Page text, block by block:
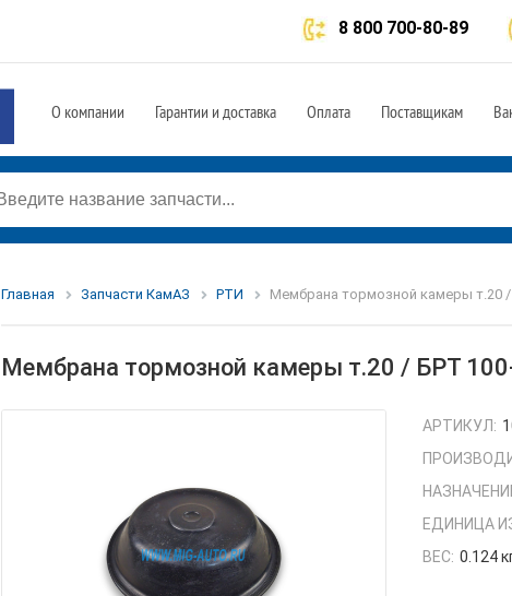
8 800 700-80-89
О компании Гарантии и доставка Оплата Поставщикам
Главная Запчасти КамАЗ РТИ Мембрана тормозной камеры т.20 /
Мембрана тормозной камеры т.20 / БРТ
АРТИКУЛ:
ЕДИНИЦА
ВЕС: 0.124